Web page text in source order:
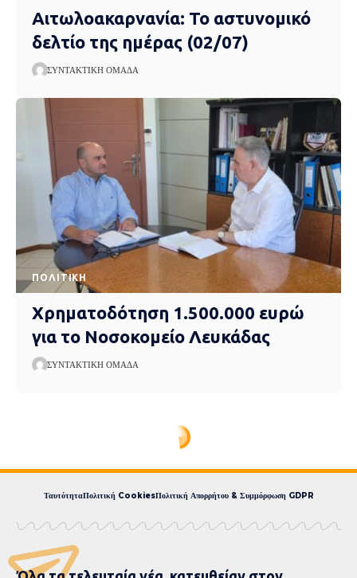
Αιτωλοακαρνανία: Το αστυνομικό
δελτίο της ημέρας (02/07)
ΣΥΝΤΑΚΤΙΚΉ ΟΜΆΔΑ
ΠΟΛΙΤΙΚΉ
Χρηματοδότηση 1.500.000 ευρώ
για το Νοσοκομείο Λευκάδας
ΣΥΝΤΑΚΤΙΚΉ ΟΜΆΔΑ
ΑΕΚ – Ολυμπιακός: Πού
θα δείτε τη ρεβάνς στην
“OPAP Arena” για τους 4